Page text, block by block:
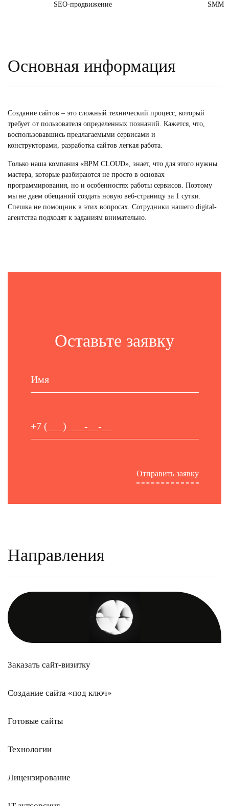
SEO-продвижение SMM
Основная информация
Создание сайтов – это сложный технический процесс, который
требует от пользователя определенных познаний. Кажется, что,
воспользовавшись предлагаемыми сервисами и
конструкторами, разработка сайтов легкая работа.
Только наша компания «BPM CLOUD», знает, что для этого нужны
мастера, которые разбираются не просто в основах
программирования, но и особенностях работы сервисов. Поэтому
мы не даем обещаний создать новую веб-страницу за 1 сутки.
Спешка не помощник в этих вопросах. Сотрудники нашего digital-
агентства подходят к заданиям внимательно.
Оставьте заявку
Направления
Заказать сайт-визитку
Создание сайта «под ключ»
Готовые сайты
Технологии
Лицензирование